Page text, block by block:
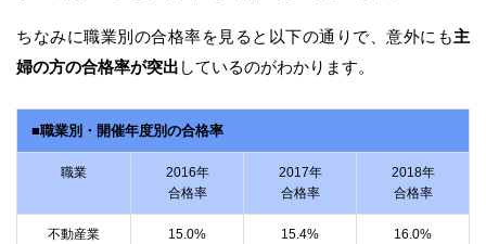
ちなみに職業別の合格率を見ると以下の通りで、意外にも主
婦の方の合格率が突出 しているのがわかります。
■職業別・開催年度別の合格率
職業
2016年
合格率
2017年
合格率
2018年
合格率
不動産業 15.0% 15.4% 16.0%